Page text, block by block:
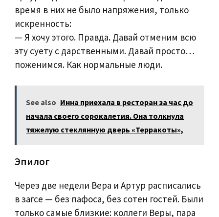
время в них не было напряжения, только
искренность:
— Я хочу этого. Правда. Давай отменим всю
эту суету с дарственными. Давай просто…
поженимся. Как нормальные люди.
See also Инна приехала в ресторан за час до
начала своего сорокалетия. Она толкнула
тяжелую стеклянную дверь «Терракоты»,
Эпилог
Через две недели Вера и Артур расписались
в загсе — без пафоса, без сотен гостей. Были
только самые близкие: коллеги Веры, пара